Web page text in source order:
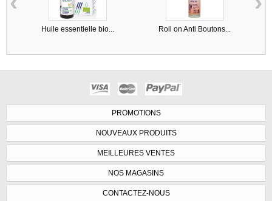
Huile essentielle bio... Roll on Anti Boutons...
PROMOTIONS
NOUVEAUX PRODUITS
MEILLEURES VENTES
NOS MAGASINS
CONTACTEZ-NOUS